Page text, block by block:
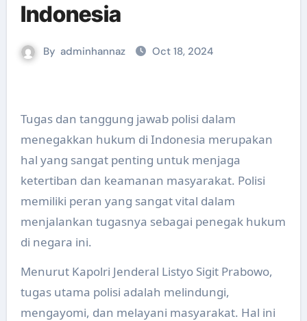
Indonesia
By adminhannaz Oct 18, 2024
Tugas dan tanggung jawab polisi dalam
menegakkan hukum di Indonesia merupakan
hal yang sangat penting untuk menjaga
ketertiban dan keamanan masyarakat. Polisi
memiliki peran yang sangat vital dalam
menjalankan tugasnya sebagai penegak hukum
di negara ini.
Menurut Kapolri Jenderal Listyo Sigit Prabowo,
tugas utama polisi adalah melindungi,
mengayomi, dan melayani masyarakat. Hal ini